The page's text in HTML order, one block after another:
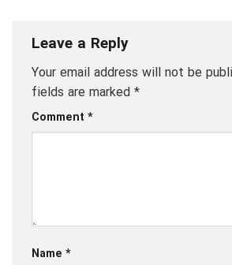
Leave a Reply
Your email address will not be
fields are marked *
Comment *
Name *